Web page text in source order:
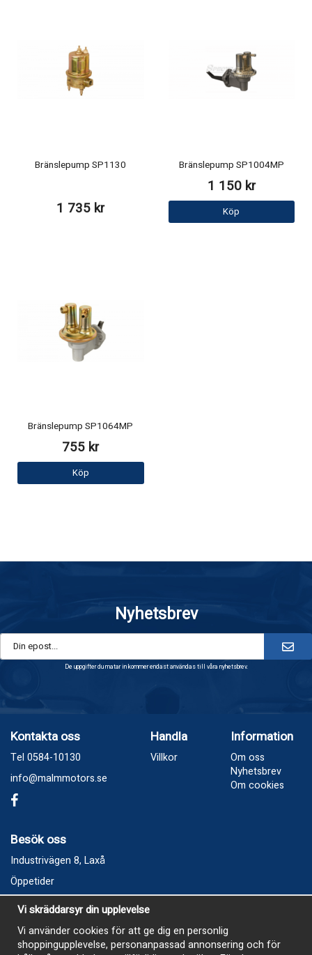
Bränslepump SP1130
1 735 kr
Bränslepump SP1004MP
1 150 kr
Köp
Bränslepump SP1064MP
755 kr
Köp
Nyhetsbrev
De uppgifter du matar in kommer endast användas till våra nyhetsbrev.
Kontakta oss
Tel 0584-10130
info@malmmotors.se
Handla
Villkor
Information
Om oss
Nyhetsbrev
Om cookies
Besök oss
Industrivägen 8, Laxå
Öppetider
Vecka 32
Måndag kl 9-12, kl 13 - 15
Onsdag kl 9-12, kl 13 - 15
Vi skräddarsyr din upplevelse
Vi använder cookies för att ge dig en personlig
shoppingupplevelse, personanpassad annonsering och för